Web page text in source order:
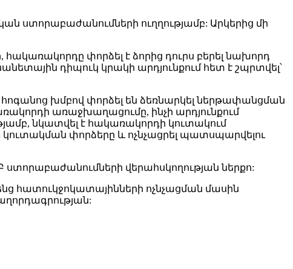
ստորաբաժանումների ուղղությամբ: Արկերից մի
փորձել է ձորից դուրս բերել նախորդ
դիպուկ կրակի արդյունքում հետ է շպրտվել՝
հոգանոց խմբով փորձել են ձեռնարկել ներթափանցման
առաջխաղացումը, ինչի արդյունքում
նկատվել է հակառակորդի կուտակում
փորձերը և ոչնչացրել պատսպարվելու
ստորաբաժանումների վերահսկողության ներքո:
հատուկջոկատայինների ոչնչացման մասին